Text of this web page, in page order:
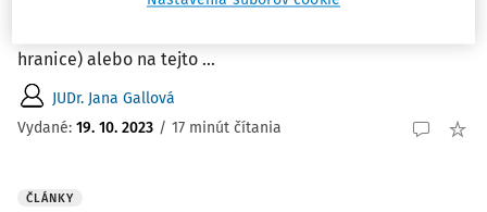
a realizáciu stavby pri spoločnej vlastníckej hranici so
hranice) alebo na tejto ...
JUDr. Jana Gallová
Vydané: 19. 10. 2023 / 17 minút čítania
ČLÁNKY